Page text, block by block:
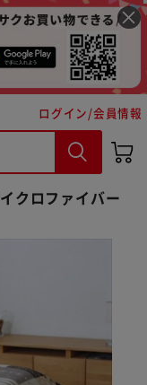
ログイン/会員情報
クロファイバー